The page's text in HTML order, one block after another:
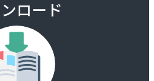
ロード